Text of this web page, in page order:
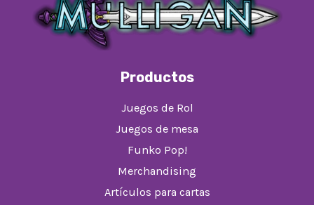
Productos
Juegos de Rol
Juegos de mesa
Funko Pop!
Merchandising
Artículos para cartas